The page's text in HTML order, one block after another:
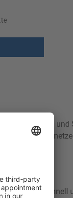
Fett, Eiweiß und
enthält gut
werden